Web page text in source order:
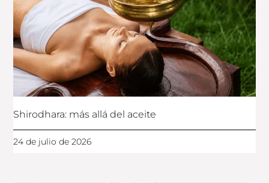
Shirodhara: más allá del aceite
24 de julio de 2026